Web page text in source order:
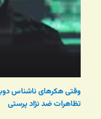
وقتی هکرهای ناشناس
تظاهرات ضد نژاد پرستی